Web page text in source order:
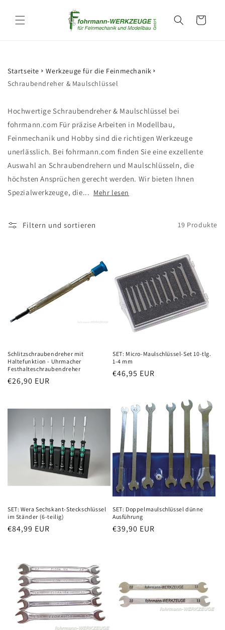
Inhalt
Warenkorb
Startseite
Werkzeuge für die Feinmechanik
Schraubendreher & Maulschlüssel
Hochwertige Schraubendreher & Maulschlüssel bei
fohrmann.com Für präzise Arbeiten in Modellbau,
Feinmechanik und Hobby sind die richtigen Werkzeuge
unerlässlich. Bei fohrmann.com finden Sie eine exzellente
Auswahl an Schraubendrehern und Maulschlüsseln, die
höchsten Ansprüchen gerecht werden. Wir bieten Ihnen
Spezialwerkzeuge, die... Mehr lesen
Filtern und sortieren 19 Produkte
Schlitzschraubendreher mit
Haltefunktion - Uhrmacher
Festhalteschraubendreher
Normaler
€26,90 EUR
SET: Micro-Maulschlüssel-Set 10-tlg.
1-4 mm
Normaler
€46,95 EUR
SET: Wera Sechskant-Steckschlüssel
im Ständer (6-teilig)
Normaler
€84,99 EUR
SET: Doppelmaulschlüssel dünne
Ausführung
Normaler
€39,90 EUR